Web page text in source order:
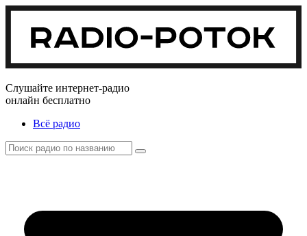
Слушайте интернет-радио
онлайн бесплатно
Всё радио